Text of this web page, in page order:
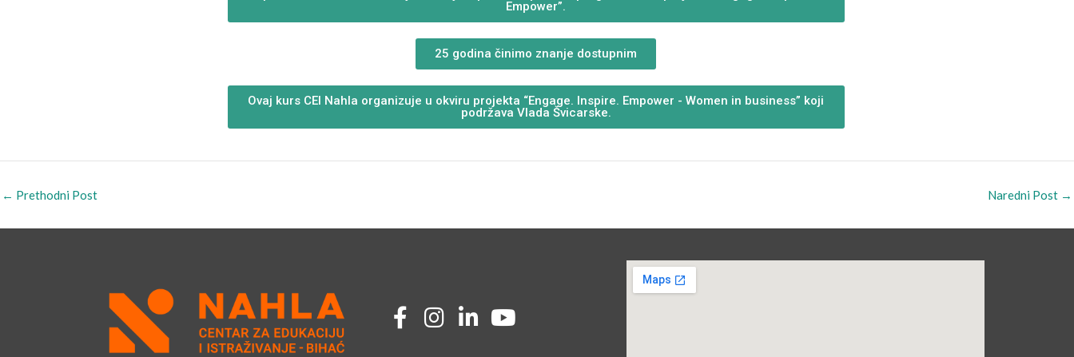
Empower”.
25 godina činimo znanje dostupnim
Ovaj kurs CEI Nahla organizuje u okviru projekta “Engage. Inspire. Empower - Women in business” koji
podržava Vlada Švicarske.
← Prethodni Post Naredni Post →